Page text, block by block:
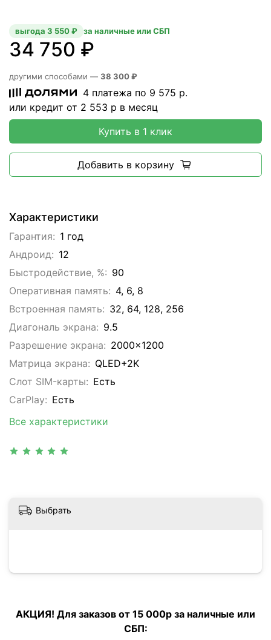
Характеристики
Гарантия: 1 год
Андроид: 12
Быстродействие, %: 90
Оперативная память: 4, 6, 8
Встроенная память: 32, 64, 128, 256
Диагональ экрана: 9.5
Разрешение экрана: 2000x1200
Матрица экрана: QLED+2K
Слот SIM-карты: Eсть
CarPlay: Есть
Все характеристики
34 750 ₽
выгода 3 550 ₽ за наличные или СБП
другими способами — 38 300 ₽
4 платежа по 9 575 р.
или кредит от 2 553 р в месяц
Купить в 1 клик
Добавить в корзину
Выбрать
АКЦИЯ! Для заказов от 15 000р за наличные или
СБП: